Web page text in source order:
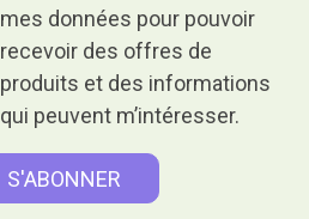
mes données pour pouvoir
recevoir des offres de
produits et des informations
qui peuvent m’intéresser.